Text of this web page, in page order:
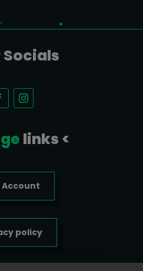
Socials
links <
Account
policy